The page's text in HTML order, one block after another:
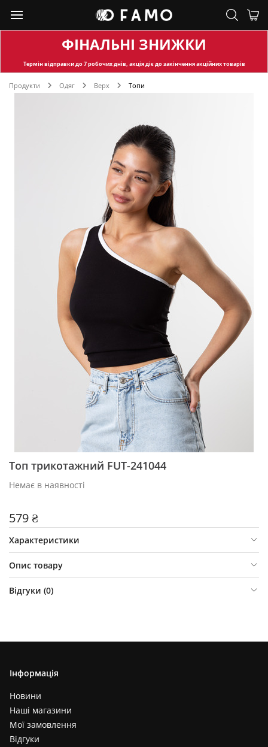
ФІНАЛЬНІ ЗНИЖКИ
Термін відправкидо 7 робочих днів, акція діє до закінчення акційних товарів
Продукти Одяг Верх Топи
Топ трикотажний FUT-241044
Немає в наявності
579 ₴
Характеристики
Опис товару
Відгуки (0)
Інформація
Новини
Наші магазини
Мої замовлення
Відгуки